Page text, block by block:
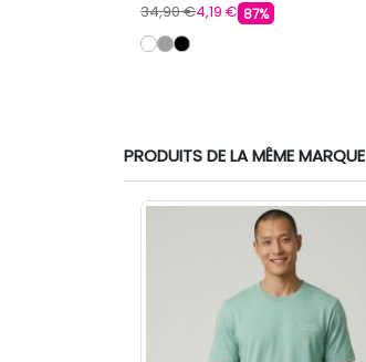
34,90 €4,19 € 87%
PRODUITS DE LA MÊME MARQUE